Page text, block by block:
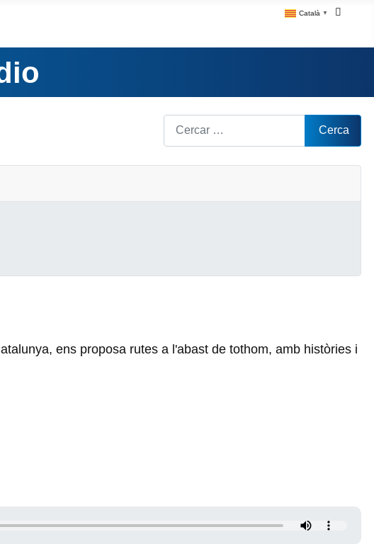
Català ▼
Cerca Cerca
ens proposa rutes a l'abast de tothom, amb històries i